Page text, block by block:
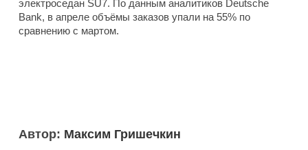
электроседан SU7. По данным аналитиков Deutsche
Bank, в апреле объёмы заказов упали на 55% по
сравнению с мартом.
Автор: Максим Гришечкин